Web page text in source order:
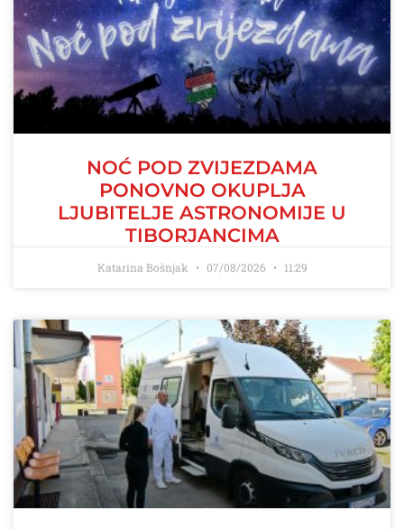
NOĆ POD ZVIJEZDAMA
PONOVNO OKUPLJA
LJUBITELJE ASTRONOMIJE U
TIBORJANCIMA
Katarina Bošnjak 07/08/2026 11:29